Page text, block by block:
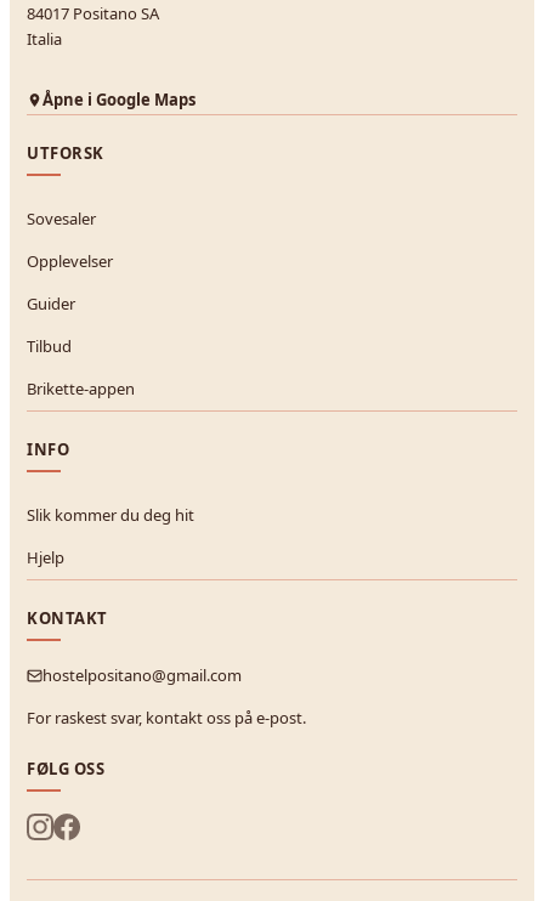
84017 Positano SA
Italia
Åpne i Google Maps
UTFORSK
Sovesaler
Opplevelser
Guider
Tilbud
Brikette-appen
INFO
Slik kommer du deg hit
Hjelp
KONTAKT
hostelpositano@gmail.com
For raskest svar, kontakt oss på e-post.
FØLG OSS